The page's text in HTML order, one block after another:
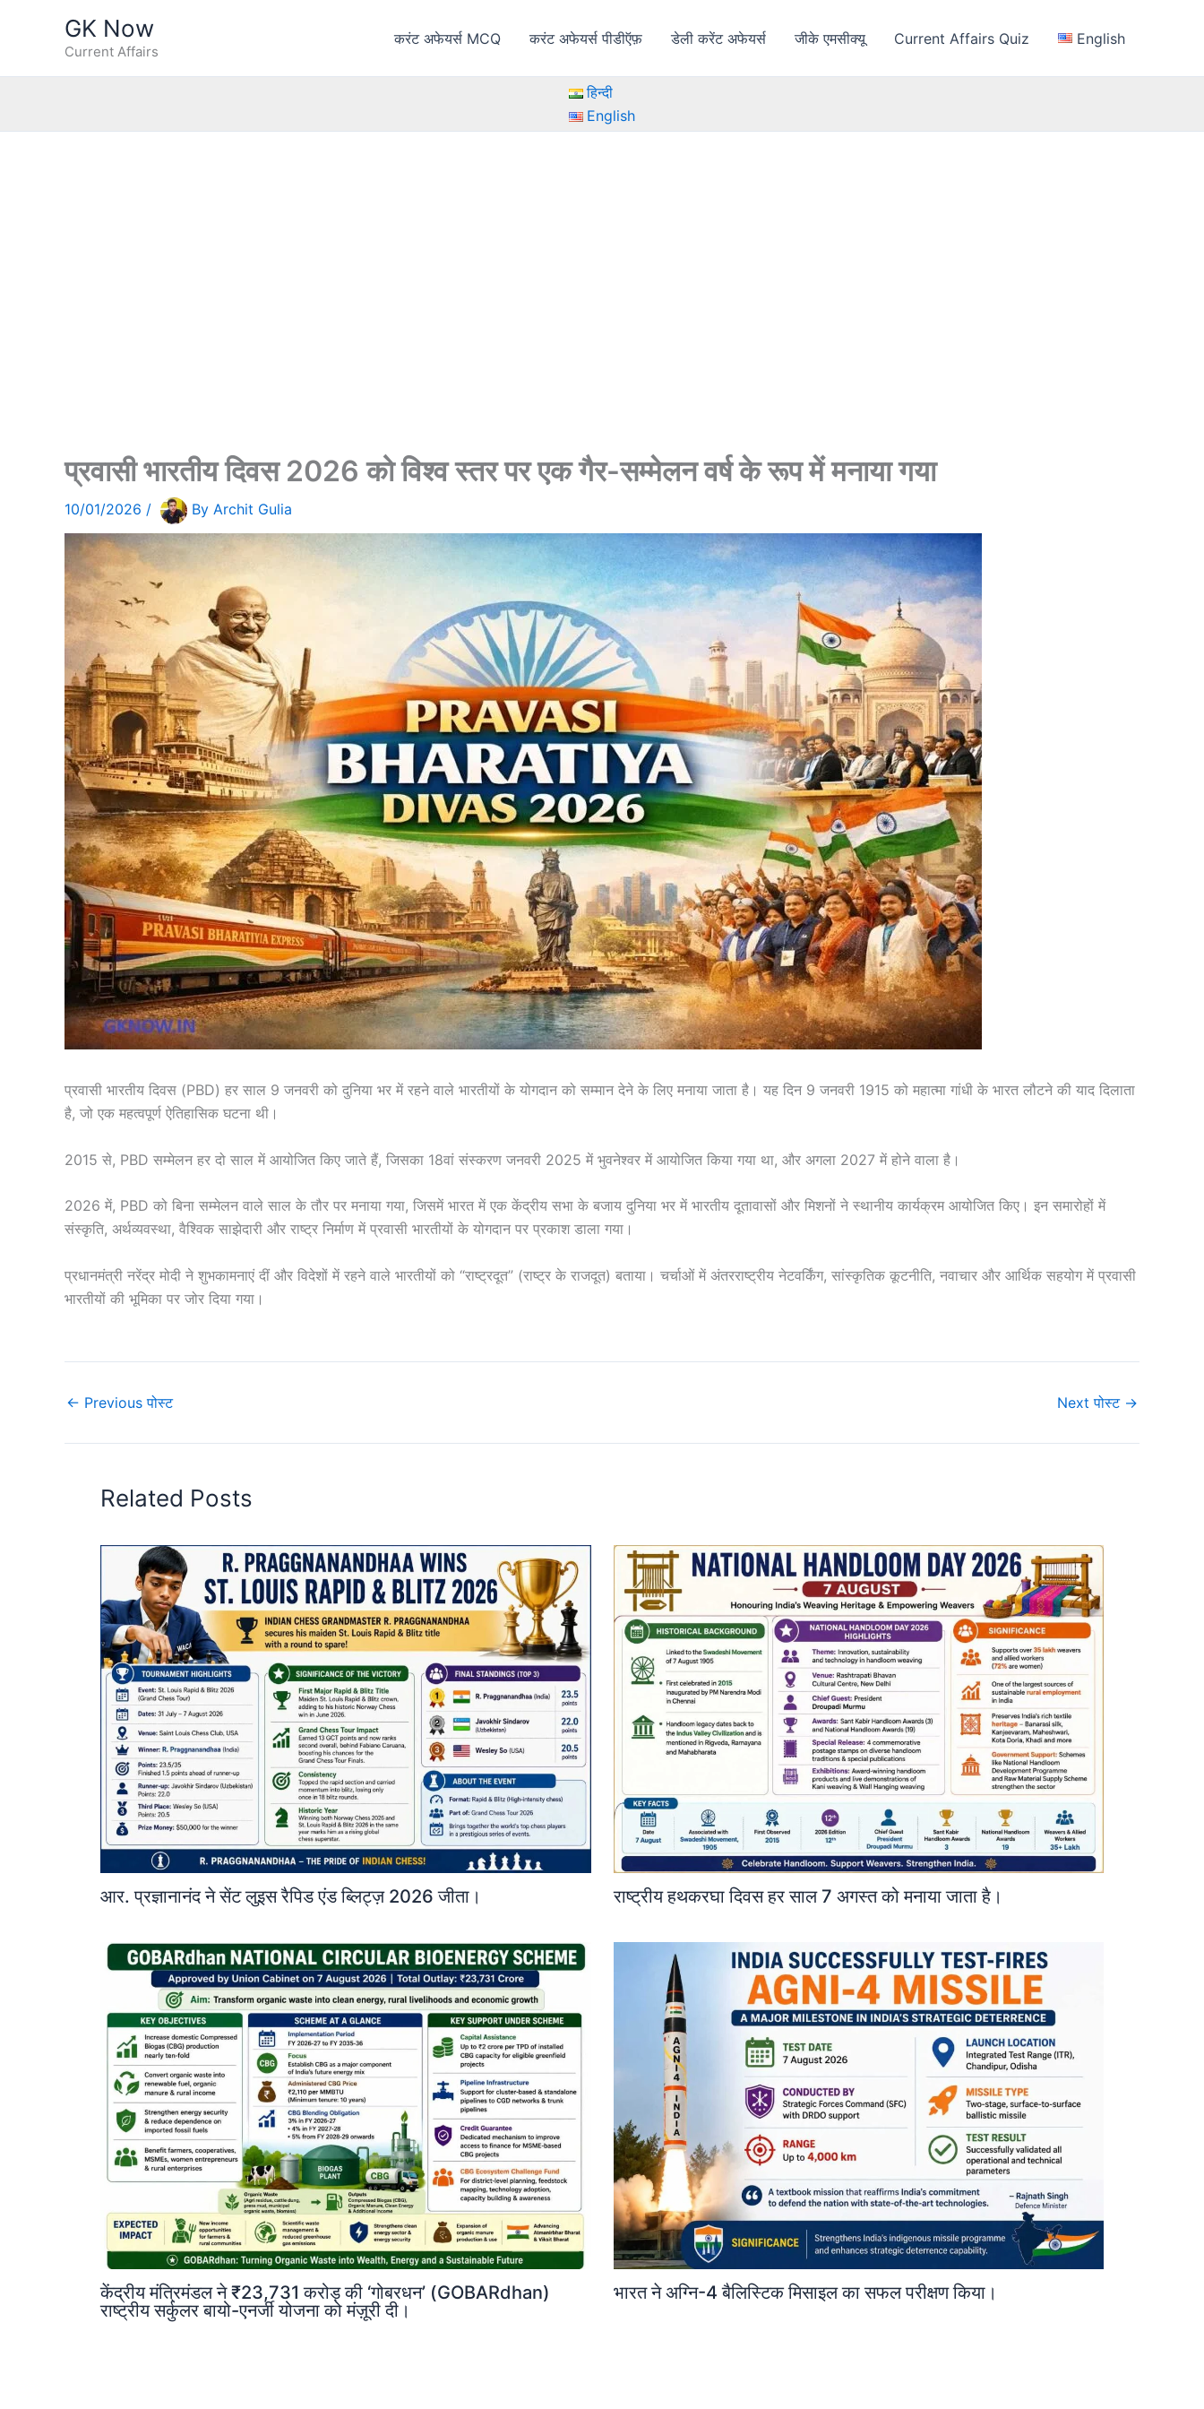
GK Now
Current Affairs
करंट अफेयर्स MCQ करंट अफेयर्स पीडीऍफ़ डेली करेंट अफेयर्स जीके एमसीक्यू Current Affairs Quiz English
हिन्दी
English
प्रवासी भारतीय दिवस 2026 को विश्व स्तर पर एक गैर-सम्मेलन वर्ष के रूप में मनाया गया
10/01/2026 / By Archit Gulia
प्रवासी भारतीय दिवस (PBD) हर साल 9 जनवरी को दुनिया भर में रहने वाले भारतीयों के योगदान को सम्मान देने के लिए मनाया जाता है। यह दिन 9 जनवरी 1915 को महात्मा गांधी के भारत लौटने की याद दिलाता
है, जो एक महत्वपूर्ण ऐतिहासिक घटना थी।
2015 से, PBD सम्मेलन हर दो साल में आयोजित किए जाते हैं, जिसका 18वां संस्करण जनवरी 2025 में भुवनेश्वर में आयोजित किया गया था, और अगला 2027 में होने वाला है।
2026 में, PBD को बिना सम्मेलन वाले साल के तौर पर मनाया गया, जिसमें भारत में एक केंद्रीय सभा के बजाय दुनिया भर में भारतीय दूतावासों और मिशनों ने स्थानीय कार्यक्रम आयोजित किए। इन समारोहों में
संस्कृति, अर्थव्यवस्था, वैश्विक साझेदारी और राष्ट्र निर्माण में प्रवासी भारतीयों के योगदान पर प्रकाश डाला गया।
प्रधानमंत्री नरेंद्र मोदी ने शुभकामनाएं दीं और विदेशों में रहने वाले भारतीयों को “राष्ट्रदूत” (राष्ट्र के राजदूत) बताया। चर्चाओं में अंतरराष्ट्रीय नेटवर्किंग, सांस्कृतिक कूटनीति, नवाचार और आर्थिक सहयोग में प्रवासी
भारतीयों की भूमिका पर जोर दिया गया।
← Previous पोस्ट Next पोस्ट →
Related Posts
आर. प्रज्ञानानंद ने सेंट लुइस रैपिड एंड ब्लिट्ज़ 2026 जीता। राष्ट्रीय हथकरघा दिवस हर साल 7 अगस्त को मनाया जाता है।
केंद्रीय मंत्रिमंडल ने ₹23,731 करोड़ की ‘गोबरधन’ (GOBARdhan)
राष्ट्रीय सर्कुलर बायो-एनर्जी योजना को मंज़ूरी दी।
भारत ने अग्नि-4 बैलिस्टिक मिसाइल का सफल परीक्षण किया।